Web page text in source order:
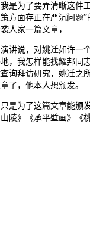
是为了要弄清晰这件
方面存正在严沉问题
人家一篇文章，
说，对姚迁如许一个
，我怎样能找耀邦同
询拜访研究，姚迁之
了，他本人想颁发。
了这篇文章能颁发
陵》《承平壁画》《